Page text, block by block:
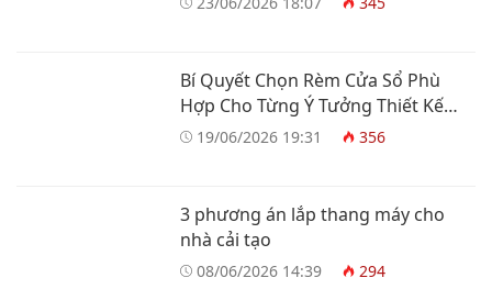
Bí Quyết Chọn Rèm Cửa Sổ Phù
Hợp Cho Từng Ý Tưởng Thiết Kế
Nhà Ở
19/06/2026 19:31 356
3 phương án lắp thang máy cho
nhà cải tạo
08/06/2026 14:39 294